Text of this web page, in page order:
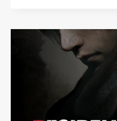
АРХИВ
СКАЧАТЬ
ТОРРЕНТ
БЕСПЛАТНО
ЛИЦЕНЗИЯ